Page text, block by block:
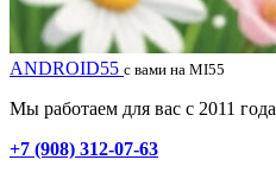
ANDROID55 с вами на MI55
Мы работаем для вас с 2011 года
+7 (908) 312-07-63